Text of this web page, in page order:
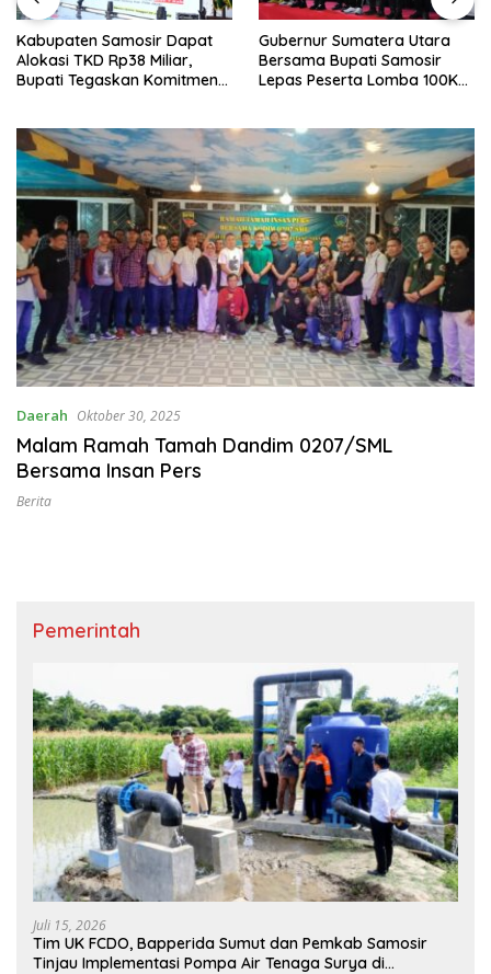
Kabupaten Samosir Dapat
Alokasi TKD Rp38 Miliar,
Bupati Tegaskan Komitmen
Gubernur Sumatera Utara
Bersama Bupati Samosir
Lepas Peserta Lomba 100K
Daerah Oktober 30, 2025
Malam Ramah Tamah Dandim 0207/SML
Bersama Insan Pers
Berita
Pemerintah
Juli 15, 2026
Tim UK FCDO, Bapperida Sumut dan Pemkab Samosir
Tinjau Implementasi Pompa Air Tenaga Surya di